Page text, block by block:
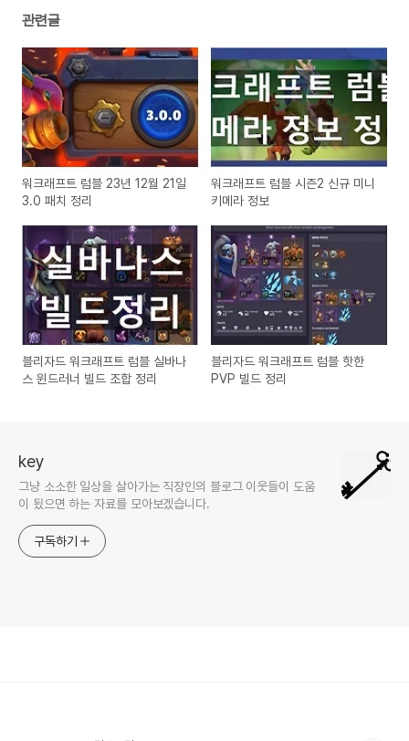
관련글
워크래프트 럼블 23년 12월 21일
3.0 패치 정리
워크래프트 럼블 시즌2 신규 미니
키메라 정보
블리자드 워크래프트 럼블 실바나
스 윈드러너 빌드 조합 정리
블리자드 워크래프트 럼블 핫한
PVP 빌드 정리
key
그냥 소소한 일상을 살아가는 직장인의 블로그 이웃들이 도움
이 됬으면 하는 자료를 모아보겠습니다.
구독하기